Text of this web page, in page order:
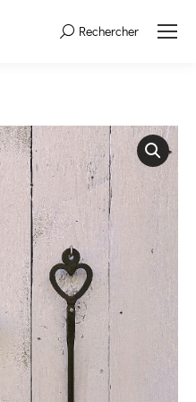
Search:Rechercher